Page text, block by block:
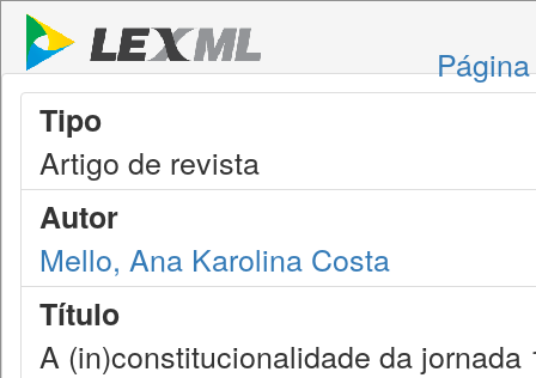
Tipo
Artigo de revista
Autor
Mello, Ana Karolina Costa
Título
A (in)constitucionalidade da